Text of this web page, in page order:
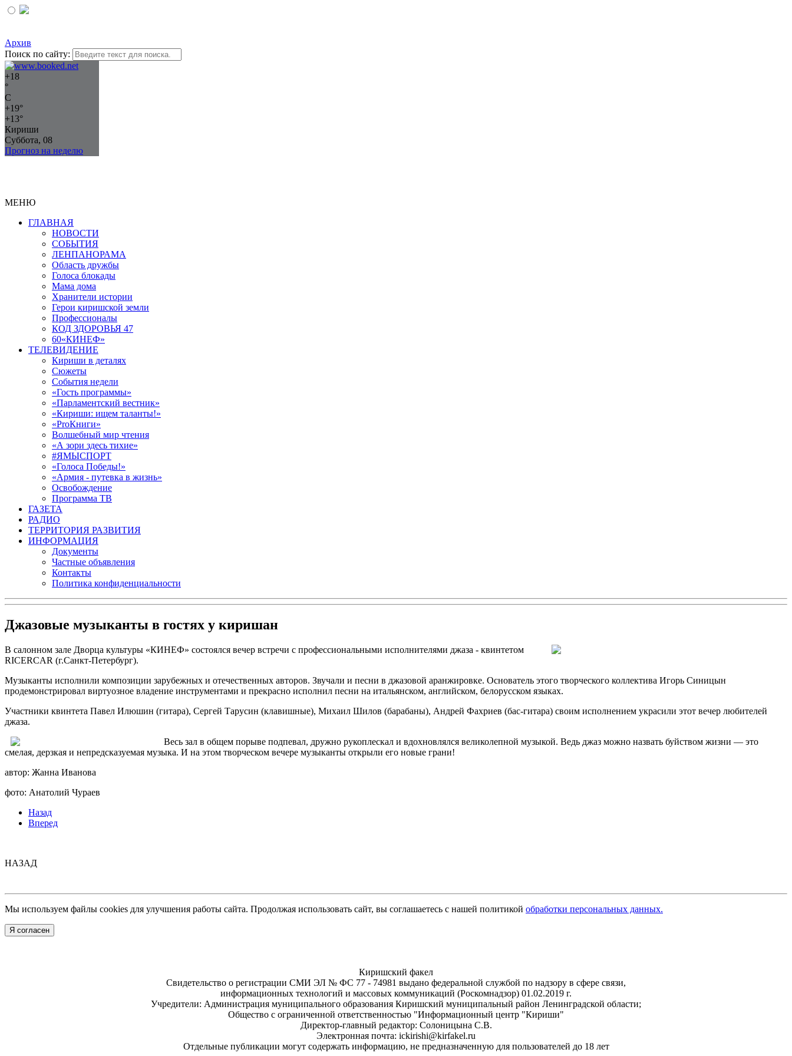
Архив
Поиск по сайту:
+18
°
C
+19°
+13°
Кириши
Суббота, 08
Прогноз на неделю
МЕНЮ
ГЛАВНАЯ
НОВОСТИ
СОБЫТИЯ
ЛЕНПАНОРАМА
Область дружбы
Голоса блокады
Мама дома
Хранители истории
Герои киришской земли
Профессионалы
КОД ЗДОРОВЬЯ 47
60«КИНЕФ»
ТЕЛЕВИДЕНИЕ
Кириши в деталях
Сюжеты
События недели
«Гость программы»
«Парламентский вестник»
«Кириши: ищем таланты!»
«ProКниги»
Волшебный мир чтения
«А зори здесь тихие»
#ЯМЫСПОРТ
«Голоса Победы!»
«Армия - путевка в жизнь»
Освобождение
Программа ТВ
ГАЗЕТА
РАДИО
ТЕРРИТОРИЯ РАЗВИТИЯ
ИНФОРМАЦИЯ
Документы
Частные объявления
Контакты
Политика конфиденциальности
Джазовые музыканты в гостях у киришан
В салонном зале Дворца культуры «КИНЕФ» состоялся вечер встречи с профессиональными исполнителями джаза - квинтетом
RICERCAR (г.Санкт-Петербург).
Музыканты исполнили композиции зарубежных и отечественных авторов. Звучали и песни в джазовой аранжировке. Основатель этого творческого коллектива Игорь Синицын
продемонстрировал виртуозное владение инструментами и прекрасно исполнил песни на итальянском, английском, белорусском языках.
Участники квинтета Павел Илюшин (гитара), Сергей Тарусин (клавишные), Михаил Шилов (барабаны), Андрей Фахриев (бас-гитара) своим исполнением украсили этот вечер любителей
джаза.
Весь зал в общем порыве подпевал, дружно рукоплескал и вдохновлялся великолепной музыкой. Ведь джаз можно назвать буйством жизни — это
смелая, дерзкая и непредсказуемая музыка. И на этом творческом вечере музыканты открыли его новые грани!
автор: Жанна Иванова
фото: Анатолий Чураев
Назад
Вперед
НАЗАД
Мы используем файлы cookies для улучшения работы сайта. Продолжая использовать сайт, вы соглашаетесь с нашей политикой обработки персональных данных.
Я согласен
Киришский факел
Свидетельство о регистрации СМИ ЭЛ № ФС 77 - 74981 выдано федеральной службой по надзору в сфере связи,
информационных технологий и массовых коммуникаций (Роскомнадзор) 01.02.2019 г.
Учредители: Администрация муниципального образования Киришский муниципальный район Ленинградской области;
Общество с ограниченной ответственностью "Информационный центр "Кириши"
Директор-главный редактор: Солоницына С.В.
Электронная почта: ickirishi@kirfakel.ru
Отдельные публикации могут содержать информацию, не предназначенную для пользователей до 18 лет